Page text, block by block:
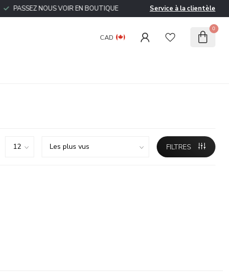
PASSEZ NOUS VOIR EN BOUTIQUE Service à la clientèle
CAD
0
FILTRES